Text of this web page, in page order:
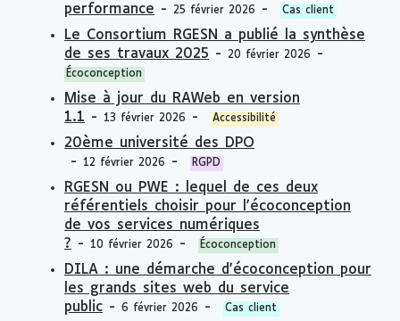
performance - 25 février 2026 - Cas client
Le Consortium RGESN a publié la synthèse
de ses travaux 2025 - 20 février 2026 -
Écoconception
Mise à jour du RAWeb en version
1.1 - 13 février 2026 - Accessibilité
20ème université des DPO
-
12 février 2026 - RGPD
RGESN ou PWE : lequel de ces deux
référentiels choisir pour l'écoconception
de vos services numériques
? - 10 février 2026 - Écoconception
DILA : une démarche d'écoconception pour
les grands sites web du service
public - 6 février 2026 - Cas client